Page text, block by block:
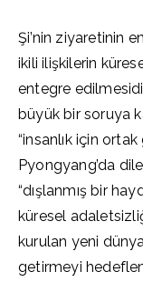
Şi’nin ziyaretinin
ikili ilişkilerin
entegre
büyük bir soruya
“insanlık için
Pyongyang’da
“dışlanmış bir
küresel
kurulan yeni
getirmeyi